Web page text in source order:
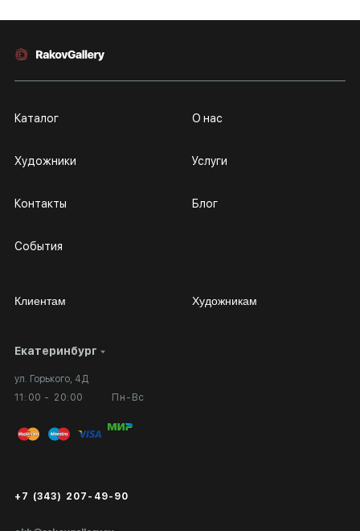
Екатеринбург
ул. Горького, 4Д
11:00 - 20:00
Пн-Вс
+7 (343) 207-49-90
Каталог
Художники
Контакты
События
О нас
Услуги
Блог
Клиентам
Личный кабинет
Вопросы и ответы
Публичная оферта
Экспертиза/Вывоз за границу
Художникам
Сотрудничество
Выставка в галерее